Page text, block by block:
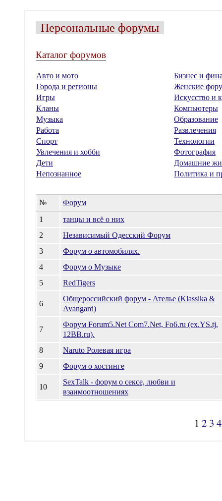
Персональные форумы
Каталог форумов
Авто и мото
Бизнес и
Города и регионы
Женские
Игры
Искусство и
Кланы
Компьютеры
Музыка
Образование
Работа
Развлечения
Спорт
Технологии
Увлечения и хобби
Фотография
Дети
Домашние
Непознанное
Политика и
№
Форум
1
танцы и всё о них
2
Независимый Одесский Форум
3
Форум о автомобилях.
4
Форум о Музыке
5
RedTigers
6
Общероссийский форум - Ателье (Klassika &
Avangard)
7
Форум Forum5.Net Com7.Net, Fo6.ru (ex.YS.tj,
12BB.ru).
8
Naruto Ролевая игра
9
Форум о хостинге
10
SexTalk - форум о сексе, любви и
взаимоотношениях
1 2 3 4